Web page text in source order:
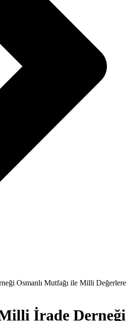
Osmanlı Mutfağı ile Milli Değerlere
İrade Derneği